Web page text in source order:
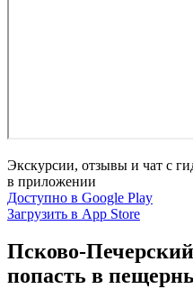
Экскурсии, отзывы и чат с
в приложении
Доступно в Google Play
Загрузить в App Store
попасть в